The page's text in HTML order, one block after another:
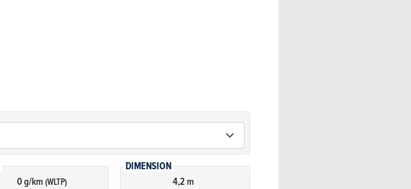
0 g/km(WLTP)
DIMENSION
4,2 m